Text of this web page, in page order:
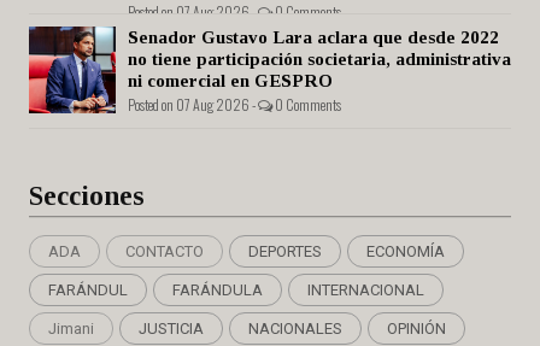
Posted on 07 Aug 2026 - 0 Comments
Senador Gustavo Lara aclara que desde 2022
no tiene participación societaria, administrativa
ni comercial en GESPRO
Posted on 07 Aug 2026 - 0 Comments
Secciones
ADA CONTACTO DEPORTES ECONOMÍA
FARÁNDUL FARÁNDULA INTERNACIONAL
Jimani JUSTICIA NACIONALES OPINIÓN